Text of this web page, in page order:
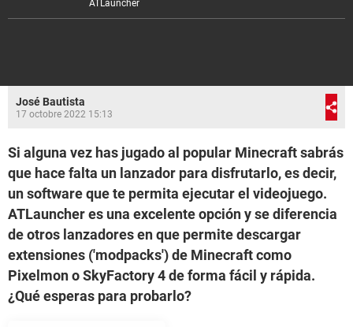
ATLauncher
José Bautista
17 octobre 2022 15:13
Si alguna vez has jugado al popular Minecraft sabrás
que hace falta un lanzador para disfrutarlo, es decir,
un software que te permita ejecutar el videojuego.
ATLauncher es una excelente opción y se diferencia
de otros lanzadores en que permite descargar
extensiones ('modpacks') de Minecraft como
Pixelmon o SkyFactory 4 de forma fácil y rápida.
¿Qué esperas para probarlo?